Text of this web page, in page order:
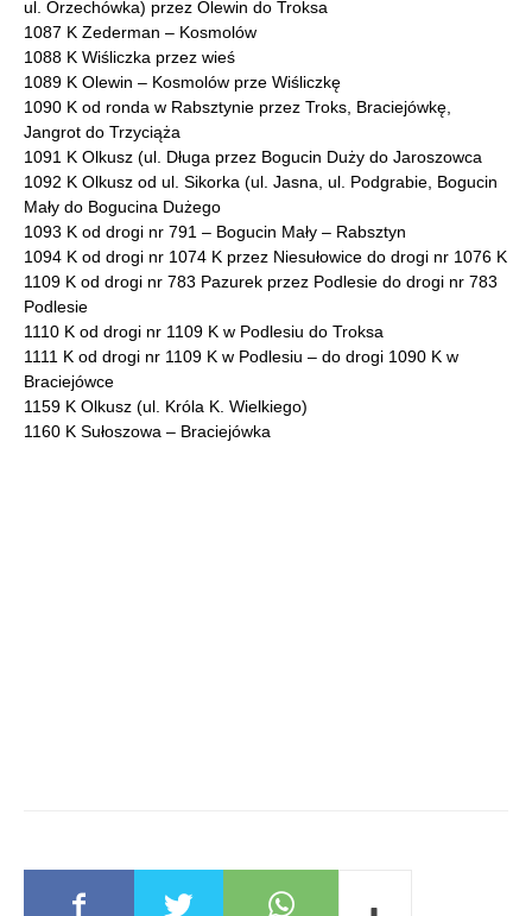
ul. Orzechówka) przez Olewin do Troksa
1087 K Zederman – Kosmolów
1088 K Wiśliczka przez wieś
1089 K Olewin – Kosmolów prze Wiśliczkę
1090 K od ronda w Rabsztynie przez Troks, Braciejówkę,
Jangrot do Trzyciąża
1091 K Olkusz (ul. Długa przez Bogucin Duży do Jaroszowca
1092 K Olkusz od ul. Sikorka (ul. Jasna, ul. Podgrabie, Bogucin
Mały do Bogucina Dużego
1093 K od drogi nr 791 – Bogucin Mały – Rabsztyn
1094 K od drogi nr 1074 K przez Niesułowice do drogi nr 1076 K
1109 K od drogi nr 783 Pazurek przez Podlesie do drogi nr 783
Podlesie
1110 K od drogi nr 1109 K w Podlesiu do Troksa
1111 K od drogi nr 1109 K w Podlesiu – do drogi 1090 K w
Braciejówce
1159 K Olkusz (ul. Króla K. Wielkiego)
1160 K Sułoszowa – Braciejówka